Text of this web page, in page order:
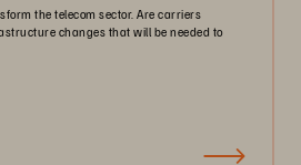
the telecom sector. Are carriers
changes that will be needed to